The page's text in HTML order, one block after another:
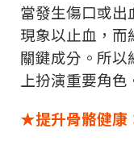
當發生傷口或出
現象以止血，而
關鍵成分。所以
上扮演重要角色
★提升骨骼健康